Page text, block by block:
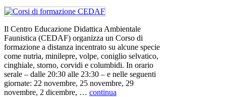
Il Centro Educazione Didattica Ambientale
Faunistica (CEDAF) organizza un Corso di
formazione a distanza incentrato su alcune specie
come nutria, minilepre, volpe, coniglio selvatico,
cinghiale, storno, corvidi e columbidi. In orario
serale – dalle 20:30 alle 23:30 – e nelle seguenti
giornate: 22 novembre, 25 novembre, 29
novembre, 2 dicembre, … continua